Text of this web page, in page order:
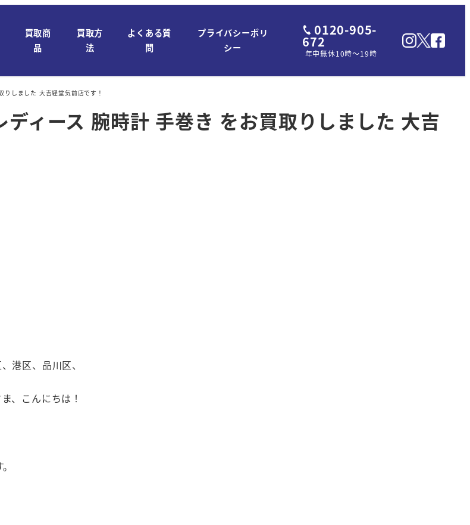
買取商
品
買取方
法
よくある質
問
プライバシーポリ
シー
0120-905-
672
年中無休10時～19時
りしました 大吉経堂気前店です！
ディース 腕時計 手巻き をお買取りしました 大吉
港区、品川区、
、こんにちは！